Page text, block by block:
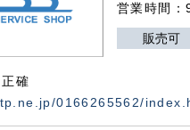
営業時間
販売可
確
0166265562/